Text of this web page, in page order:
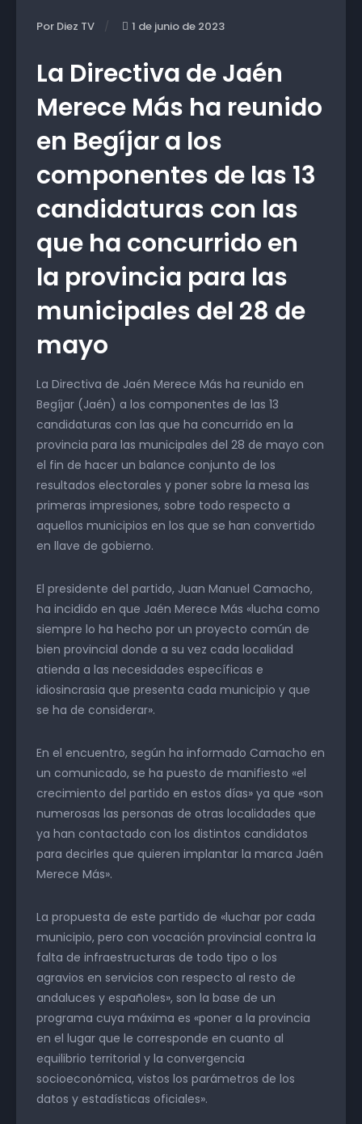
Por Diez TV 1 de junio de 2023
La Directiva de Jaén
Merece Más ha reunido
en Begíjar a los
componentes de las 13
candidaturas con las
que ha concurrido en
la provincia para las
municipales del 28 de
mayo
La Directiva de Jaén Merece Más ha reunido en
Begíjar (Jaén) a los componentes de las 13
candidaturas con las que ha concurrido en la
provincia para las municipales del 28 de mayo con
el fin de hacer un balance conjunto de los
resultados electorales y poner sobre la mesa las
primeras impresiones, sobre todo respecto a
aquellos municipios en los que se han convertido
en llave de gobierno.
El presidente del partido, Juan Manuel Camacho,
ha incidido en que Jaén Merece Más «lucha como
siempre lo ha hecho por un proyecto común de
bien provincial donde a su vez cada localidad
atienda a las necesidades específicas e
idiosincrasia que presenta cada municipio y que
se ha de considerar».
En el encuentro, según ha informado Camacho en
un comunicado, se ha puesto de manifiesto «el
crecimiento del partido en estos días» ya que «son
numerosas las personas de otras localidades que
ya han contactado con los distintos candidatos
para decirles que quieren implantar la marca Jaén
Merece Más».
La propuesta de este partido de «luchar por cada
municipio, pero con vocación provincial contra la
falta de infraestructuras de todo tipo o los
agravios en servicios con respecto al resto de
andaluces y españoles», son la base de un
programa cuya máxima es «poner a la provincia
en el lugar que le corresponde en cuanto al
equilibrio territorial y la convergencia
socioeconómica, vistos los parámetros de los
datos y estadísticas oficiales».